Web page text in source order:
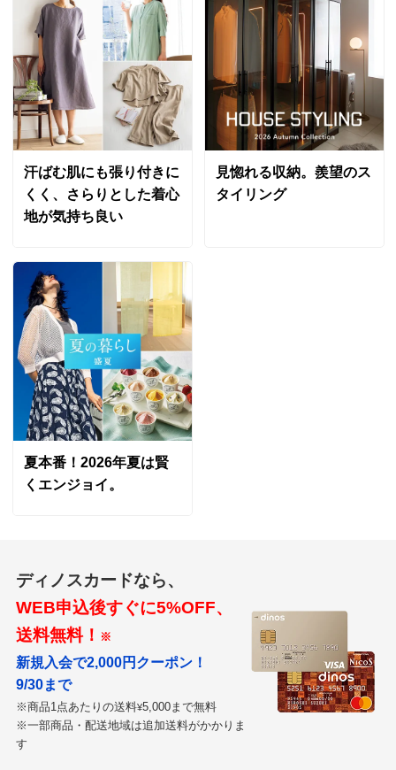
■色：（ア）ベージュ （イ）グリーン （ウ）オレンジ
（エ）ライトブルー
■サイズ：
1人掛…約53×175cm
2人掛…約105×175cm
2.5人掛…約135×175cm
3人掛…約155×175cm
3.5人掛…約175×175cm
■素材：アクリル40・ポリエステル40・綿15・その他5％
■イタリア製
※乾燥機・ドラム式洗濯機使用不可
ディノスのサイズ
商品の特徴
洗濯機
ご家庭の洗濯機で洗えます。
素敵な色合いです。お部屋がお揃いのクッションでイ
メージ通りかわりました。ありがとうございます。
2022/11/01
1人掛対応 ライトブルー
北海道
一人掛けのカバーは、あまりないと思い、一人掛け2脚
に適当なカバーをしていたのですが、2脚分を購入しま
しかなく、ラートブルーにしましたが、これもシックで
良かったようです。
2022/09/30
3.5人掛対応 オレンジ
埼玉県
色合い、柄、共にしっかり高級感がありながら、洗濯し
てもシワにならない、ヨレない、色褪せしないし縮まな
2022/07/27
3.5人掛対応 ベージュ
群馬県
とても良いです。リビングが豪華になった感じがしま
す。
汗ばむ肌にも張り付きに
くく、さらりとした着心
地が気持ち良い
見惚れる収納。羨望のス
タイリング
夏本番！2026年夏は賢
くエンジョイ。
ディノスカードなら、
WEB申込後すぐに5%OFF、
送料無料！ ※
新規入会で2,000円クーポン！
9/30まで
※商品1点あたりの送料¥5,000まで無料
※一部商品・配送地域は追加送料がかかりま
す